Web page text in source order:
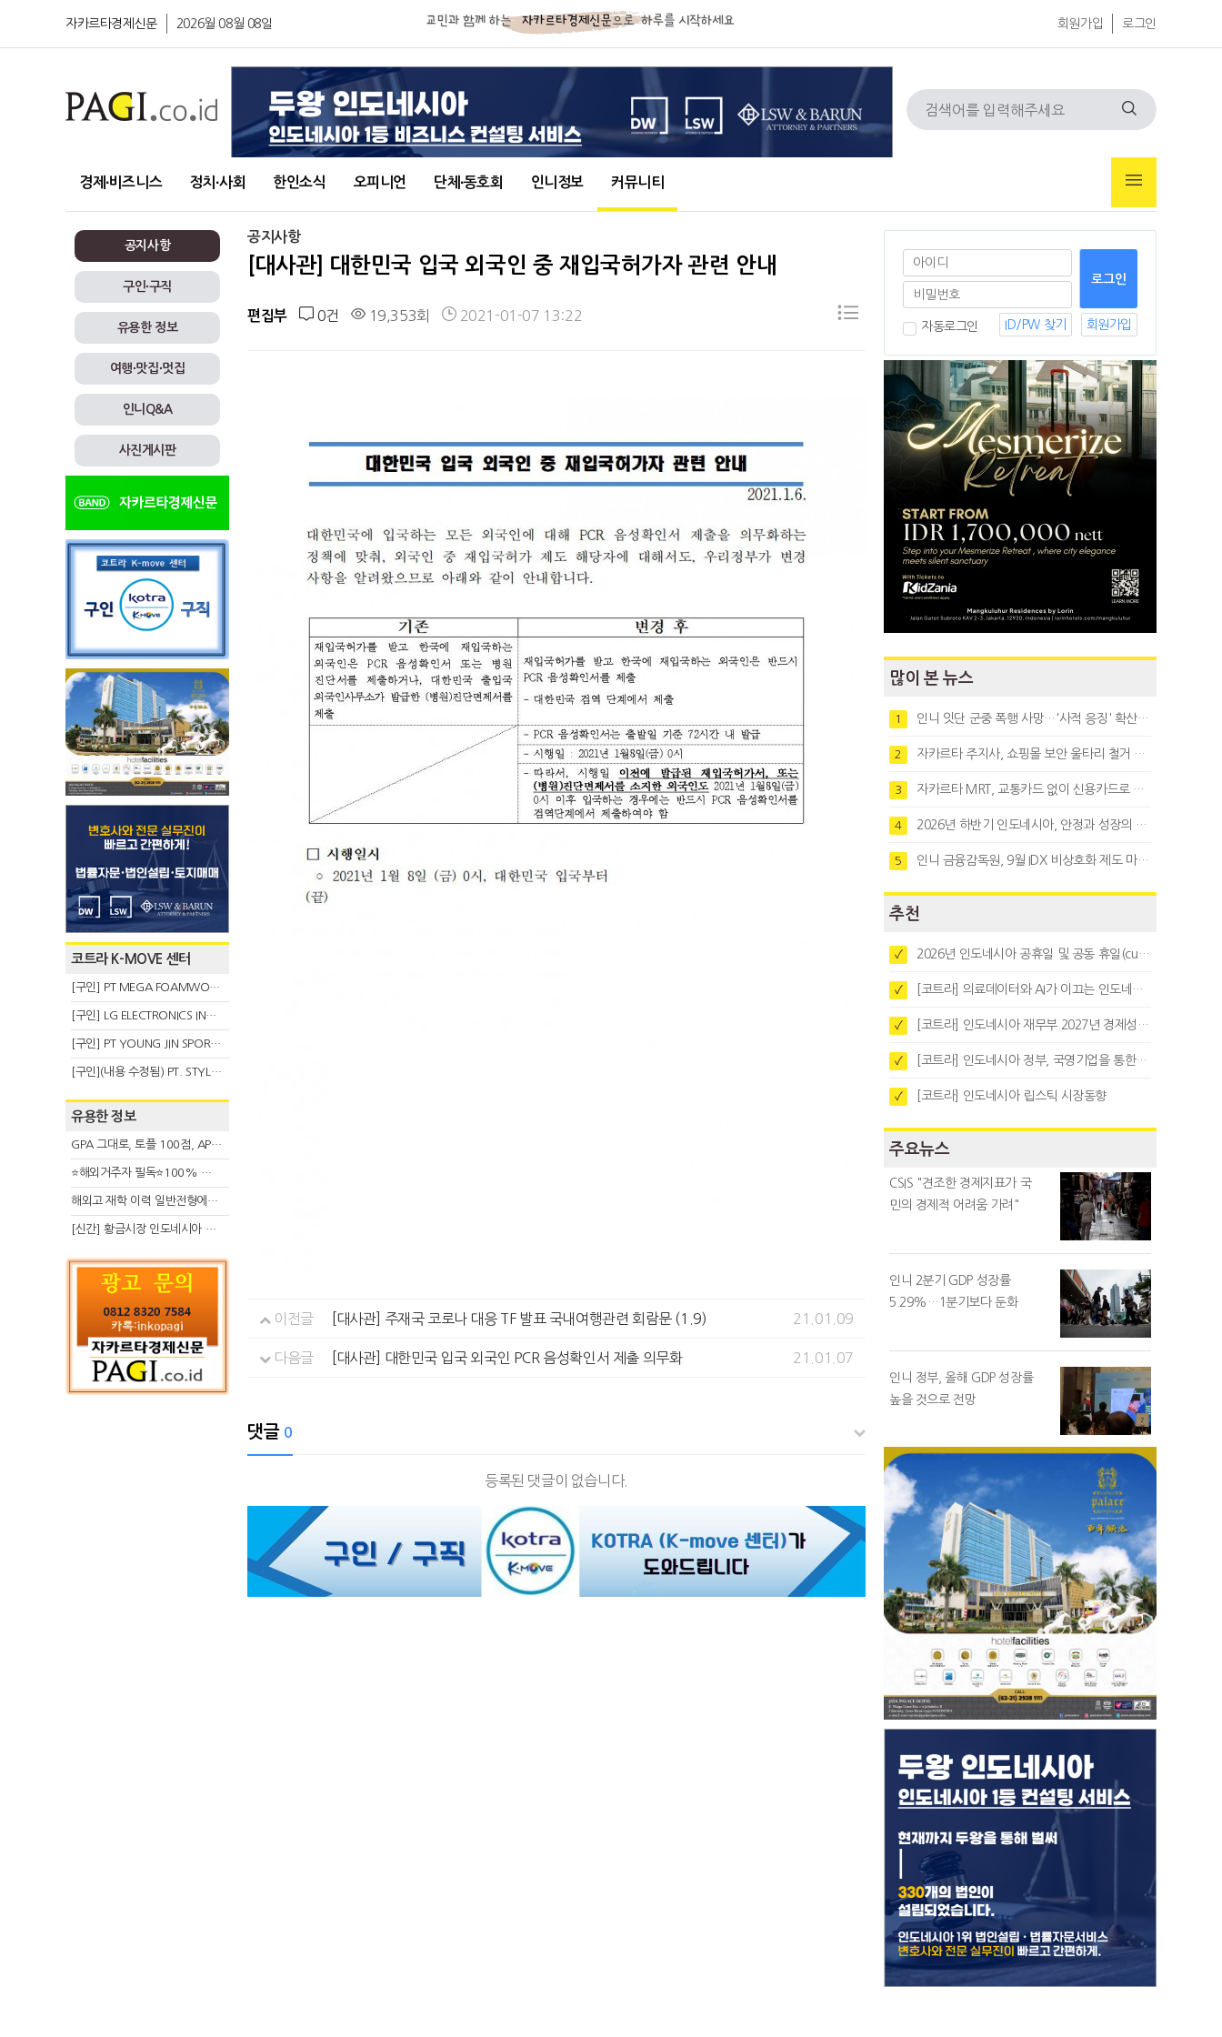
자카르타경제신문 2026월 08월 08일 회원가입 로그인
경제∙비즈니스 정치∙사회 한인소식 오피니언 단체∙동호회 인니정보 커뮤니티
공지사항
구인∙구직
유용한 정보
여행∙맛집∙멋집
인니Q&A
사진게시판
코트라 K-MOVE 센터
[구인] PT MEGA FOAMWORKS INDONESIA
[구인] LG ELECTRONICS INDONESIA
[구인] PT YOUNG JIN SPORT INDONESIA
[구인](내용 수정됨) PT. STYLE KOREAN INDONESIA (스타일 코리안 인도네시아)
유용한 정보
GPA 그대로, 토플 100점, AP 막막 — 원인은 하나입니다
⭐해외거주자 필독⭐100% 온라인 마지막 한국어교원 2급 추가모집 (~8/2)
해외고 재학 이력 일반전형에서 분명한 입시 강점 살리는 전략
[신간] 황금시장 인도네시아 슈퍼리치의 성공 수업
공지사항
[대사관] 대한민국 입국 외국인 중 재입국허가자 관련 안내
편집부 0건 19,353회 2021-01-07 13:22
이전글 [대사관] 주재국 코로나 대응 TF 발표 국내여행관련 회람문 (1.9) 21.01.09
다음글 [대사관] 대한민국 입국 외국인 PCR 음성확인서 제출 의무화 21.01.07
댓글 0
등록된 댓글이 없습니다.
자동로그인 ID/PW 찾기 회원가입
많이 본 뉴스
1 인니 잇단 군중 폭행 사망…'사적 응징' 확산에 법치 우려
2 자카르타 주지사, 쇼핑몰 보안 울타리 철거 요청…"치안 문제없다"
3 자카르타 MRT, 교통카드 없이 신용카드로 바로 탄다
4 2026년 하반기 인도네시아, 안정과 성장의 시험대
5 인니 금융감독원, 9월 IDX 비상호화 제도 마련…주식회사 전환 본격화
추천
✓ 2026년 인도네시아 공휴일 및 공동 휴일(cuti bersama)
✓ [코트라] 의료데이터와 AI가 이끄는 인도네시아 디지털 헬스케어 시장 트렌드
✓ [코트라] 인도네시아 재무부 2027년 경제성장 전망 및 목표 발표
✓ [코트라] 인도네시아 정부, 국영기업을 통한 석탄·팜유·합금철 수출 중앙집중화 추진
✓ [코트라] 인도네시아 립스틱 시장동향
주요뉴스
CSIS "견조한 경제지표가 국
민의 경제적 어려움 가려"
인니 2분기 GDP 성장률
5.29%…1분기보다 둔화
인니 정부, 올해 GDP 성장률
높을 것으로 전망